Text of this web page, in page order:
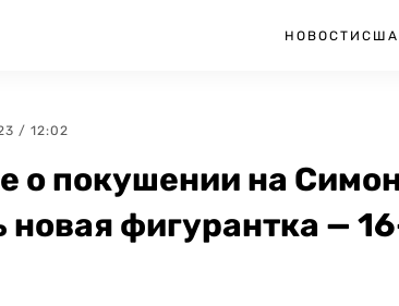
НОВОСТИ США
/ 12:02
о покушении на
новая фигурантка —